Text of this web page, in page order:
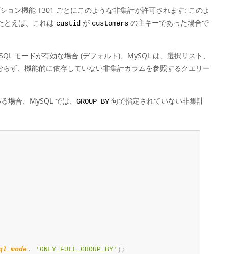
ョン機能 T301 ごとにこのような非集計が許可されます: このよ
とえば、これは custid が customers の主キーであった場合で
モードが有効な場合 (デフォルト)、MySQL は、選択リスト、
ず、機能的に依存していない非集計カラムを参照するクエリー
場合、MySQL では、 GROUP BY 句で指定されていない非集計
, 'ONLY_FULL_GROUP_BY' ) ;